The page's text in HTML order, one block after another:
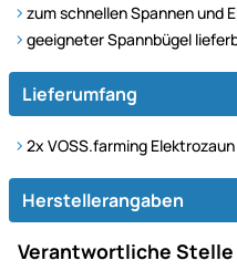
zum schnellen Spannen und
geeigneter Spannbügel
Lieferumfang
2x VOSS.farming
Herstellerangaben
Verantwortliche Stelle